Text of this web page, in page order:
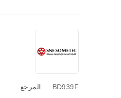
المرجع : BD939F